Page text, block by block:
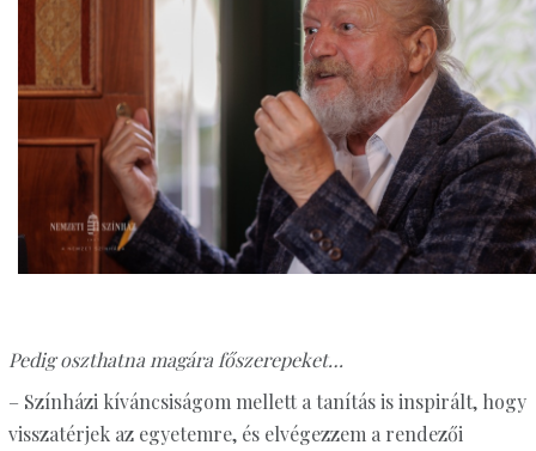
Pedig oszthatna magára főszerepeket…
– Színházi kíváncsiságom mellett a tanítás is inspirált, hogy
visszatérjek az egyetemre, és elvégezzem a rendezői